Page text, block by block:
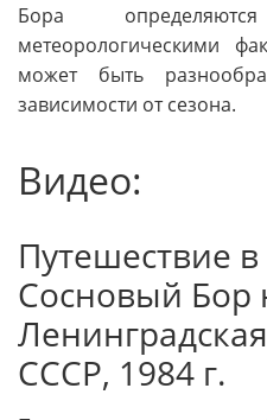
Бора
метеорологическими
может быть
зависимости от сезона.
Видео:
Путешествие
Сосновый Бор
СССР, 1984 г.